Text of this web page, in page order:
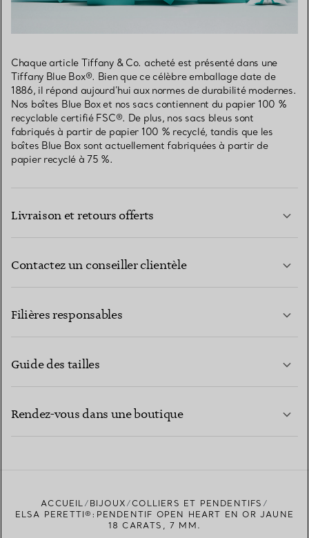
Chaque article Tiffany & Co. acheté est présenté dans une
Tiffany Blue Box®. Bien que ce célèbre emballage date de
1886, il répond aujourd’hui aux normes de durabilité modernes.
Nos boîtes Blue Box et nos sacs contiennent du papier 100 %
recyclable certifié FSC®. De plus, nos sacs bleus sont
fabriqués à partir de papier 100 % recyclé, tandis que les
boîtes Blue Box sont actuellement fabriquées à partir de
papier recyclé à 75 %.
Livraison et retours offerts
Contactez un conseiller clientèle
Filières responsables
Guide des tailles
Rendez-vous dans une boutique
TROUVEZ LA BOUTIQUE LA PLUS PROCHE
ACCUEIL BIJOUX
COLLIERS ET PENDENTIFS
ELSA PERETTI®:PENDENTIF OPEN HEART EN OR JAUNE
18 CARATS, 7 MM.